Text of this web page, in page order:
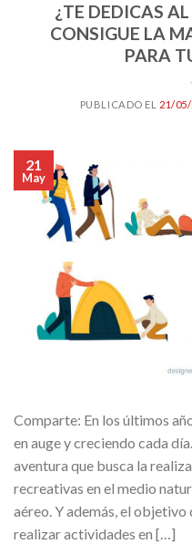
¿TE DEDICAS
CONSIGUE LA
PARA
PUBLICADO EL 21/
21
May
Comparte: En los últimos
en auge y creciendo cada
aventura que busca la
recreativas en el medio
aéreo. Y además, el
realizar actividades en […]